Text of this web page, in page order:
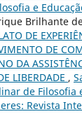
e
Brilhante
DE
DE
DA
LIBERDADE ,
de Filosofia
Revista